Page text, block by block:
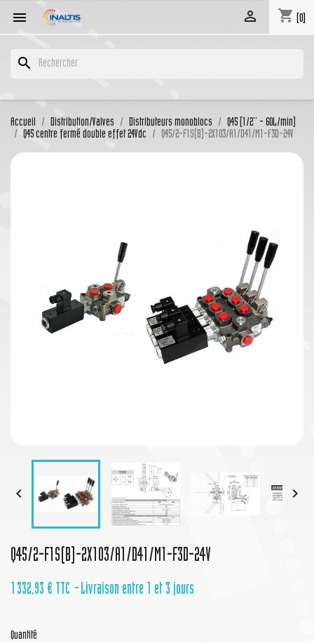
 shopping_cart (0)

search
Accueil Distribution/Valves Distributeurs monoblocs
Q45 (1/2'' - 60L/min)
Q45 centre fermé double effet 24Vdc
Q45/2-F1S(B)-2X103/A1/D41/M1-F3D-24V
 
Q45/2-F1S(B)-2X103/A1/D41/M1-F3D-24V
1 332,93 € TTC Livraison entre 1 et 3 jours
Quantité